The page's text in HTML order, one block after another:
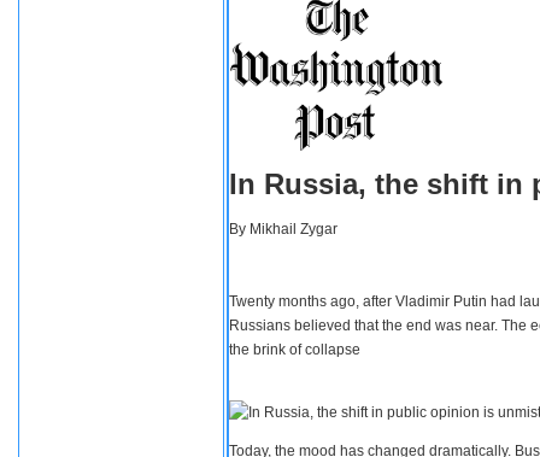
In Russia, the shift in
By Mikhail Zygar
Twenty months ago, after Vladimir Putin had
Russians believed that the end was near. The
the brink of collapse
Today, the mood has changed dramatically.